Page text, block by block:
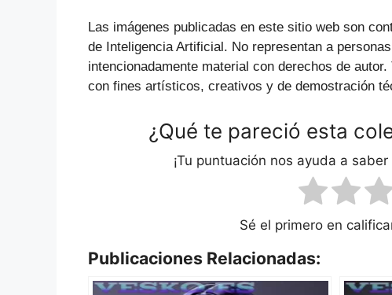
Las imágenes publicadas en este sitio web son
de Inteligencia Artificial. No representan a
intencionadamente material con derechos de
con fines artísticos, creativos y de demostración
¿Qué te pareció esta
¡Tu puntuación nos ayuda a
Sé el primero en
Publicaciones Relacionadas: